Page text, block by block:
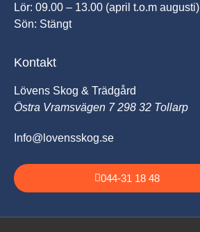
Lör: 09.00 – 13.00 (april t.o.m augusti)
Sön: Stängt
Kontakt
Lövens Skog & Trädgård
Östra Vramsvägen 7 298 32 Tollarp
Info@lovensskog.se
044-31 18 48